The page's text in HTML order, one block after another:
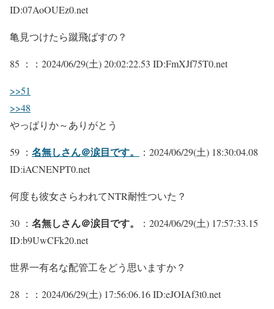
ID:07AoOUEz0.net
亀見つけたら蹴飛ばすの？
85 ： ：2024/06/29(土) 20:02:22.53 ID:FmXJf75T0.net
>>51
>>48
やっぱりか～ありがとう
59 ： 名無しさん＠涙目です。
：2024/06/29(土) 18:30:04.08
ID:iACNENPT0.net
何度も彼女さらわれてNTR耐性ついた？
30 ： 名無しさん＠涙目です。
：2024/06/29(土) 17:57:33.15
ID:b9UwCFk20.net
世界一有名な配管工をどう思いますか？
28 ： ：2024/06/29(土) 17:56:06.16 ID:eJOIAf3t0.net